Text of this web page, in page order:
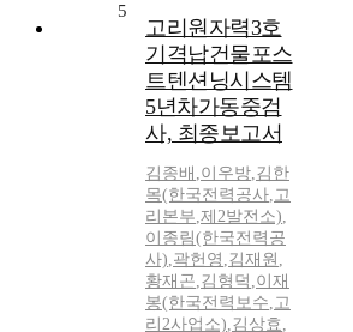
5
고리원자력3호
기격납건물포스
트텐션닝시스템
5년차가동중검
사, 최종보고서
김종배 ,이우방,김한
목(한국전력공사,고
리본부,제2발전소),
이종림(한국전력공
사),곽헌영 ,김재원 ,
황재곤,김형덕 ,이재
봉(한국전력보수,고
리2사업소),김상효 ,